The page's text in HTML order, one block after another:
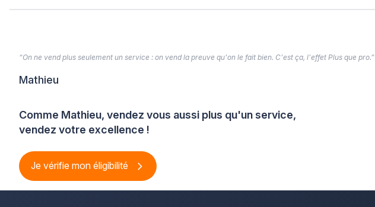
Comme Mathieu, vendez vous aussi plus qu'un service,
vendez votre excellence !
Je vérifie mon éligibilité
“On ne vend plus seulement un service : on vend la preuve qu'on le fait bien. C'est ça, l'effet Plus que pro.”
Mathieu